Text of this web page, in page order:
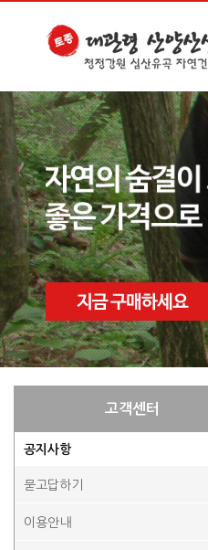
고객센터
공지사항
묻고답하기
이용안내